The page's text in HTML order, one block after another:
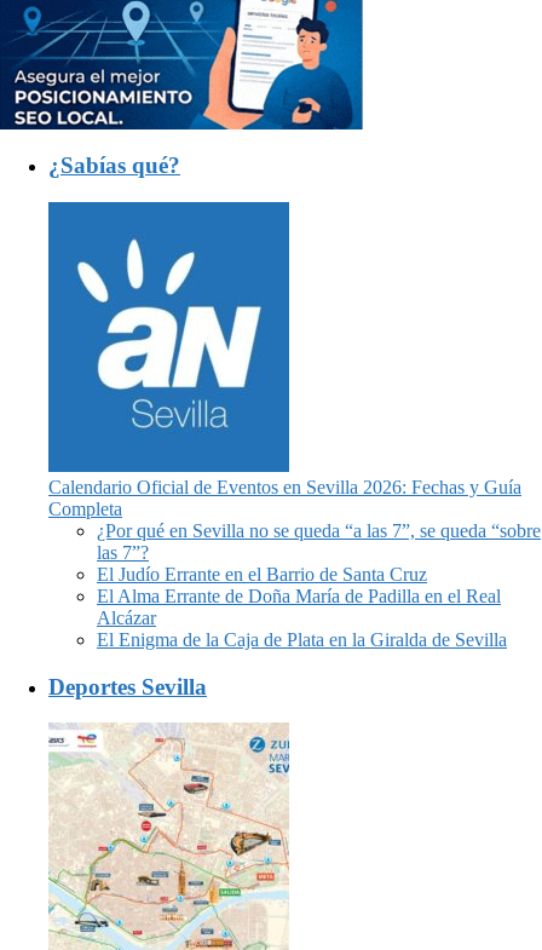
¿Sabías qué?
Calendario Oficial de Eventos en Sevilla 2026: Fechas y Guía
Completa
¿Por qué en Sevilla no se queda “a las 7”, se queda “sobre
las 7”?
El Judío Errante en el Barrio de Santa Cruz
El Alma Errante de Doña María de Padilla en el Real
Alcázar
El Enigma de la Caja de Plata en la Giralda de Sevilla
Deportes Sevilla